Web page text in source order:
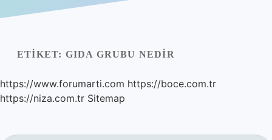
Yasal Uyarı
Hakkımızda
ETIKET: GIDA GRUBU NEDIR
https://www.forumarti.com https://boce.com.tr
https://niza.com.tr Sitemap